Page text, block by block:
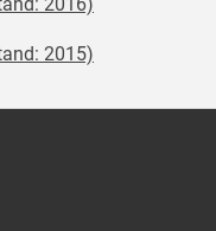
2016)
2015)